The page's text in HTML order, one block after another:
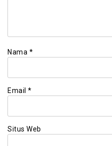
Nama *
Email *
Situs Web